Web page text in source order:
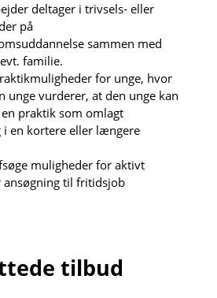
deltager i trivsels- eller
på
sammen med
familie.
for unge, hvor
unge vurderer, at den unge kan
praktik som omlagt
i en kortere eller længere
muligheder for aktivt
til fritidsjob
tilbud